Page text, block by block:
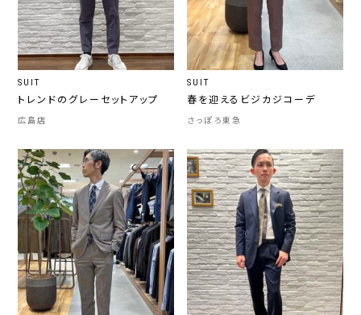
SUIT
トレンドのグレーセットアップ
広島店
SUIT
春を迎えるビジカジコーデ
さっぽろ東急